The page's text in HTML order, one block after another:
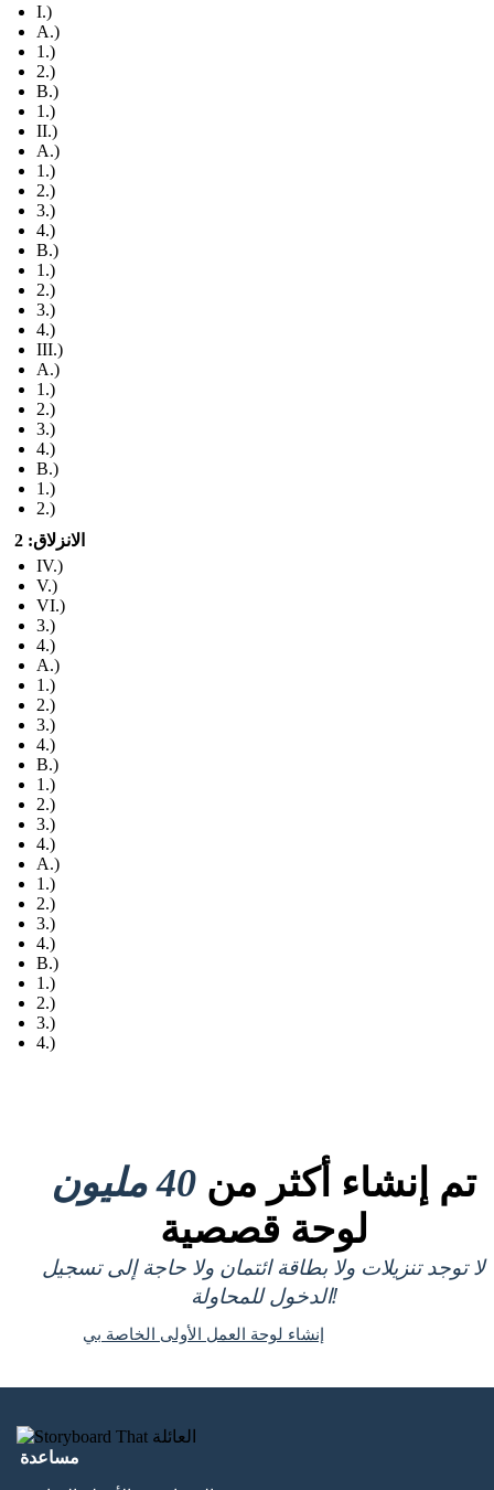
I.)
A.)
1.)
2.)
B.)
1.)
II.)
A.)
1.)
2.)
3.)
4.)
B.)
1.)
2.)
3.)
4.)
III.)
A.)
1.)
2.)
3.)
4.)
B.)
1.)
2.)
الانزلاق: 2
IV.)
V.)
VI.)
3.)
4.)
A.)
1.)
2.)
3.)
4.)
B.)
1.)
2.)
3.)
4.)
A.)
1.)
2.)
3.)
4.)
B.)
1.)
2.)
3.)
4.)
تم إنشاء أكثر من 40 مليون
لوحة قصصية
لا توجد تنزيلات ولا بطاقة ائتمان ولا حاجة إلى تسجيل
الدخول للمحاولة!
إنشاء لوحة العمل الأولى الخاصة بي
مساعدة